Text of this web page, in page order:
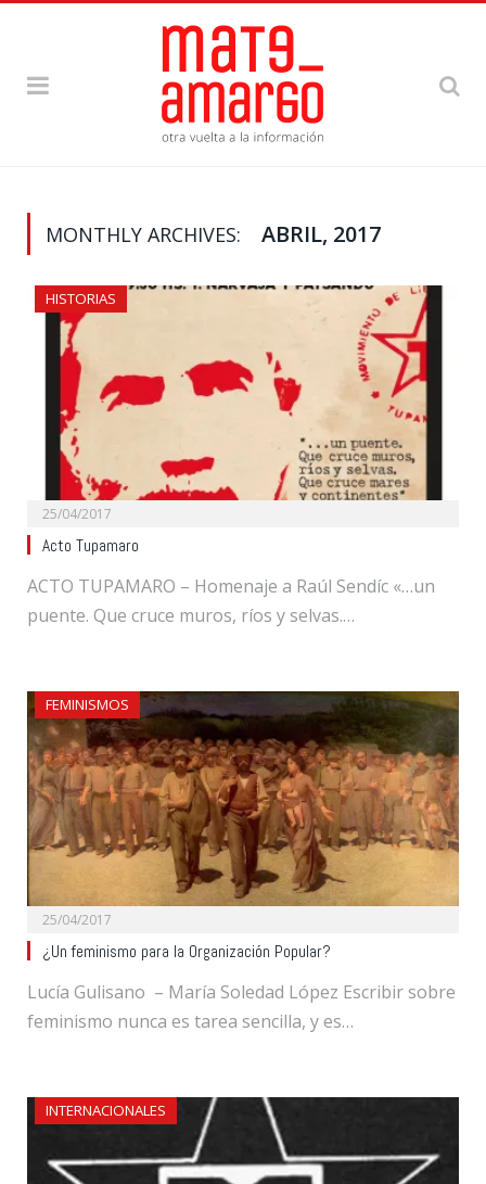
MONTHLY ARCHIVES: ABRIL, 2017
HISTORIAS
25/04/2017
Acto Tupamaro
ACTO TUPAMARO – Homenaje a Raúl Sendíc «…un
puente. Que cruce muros, ríos y selvas.…
FEMINISMOS
25/04/2017
¿Un feminismo para la Organización Popular?
Lucía Gulisano – María Soledad López Escribir sobre
feminismo nunca es tarea sencilla, y es…
INTERNACIONALES